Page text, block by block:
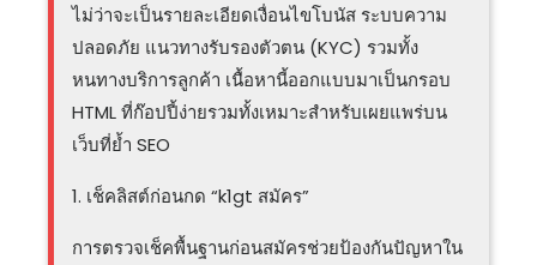
ไม่ว่าจะเป็นรายละเอียดเงื่อนไขโบนัส ระบบความ
ปลอดภัย แนวทางรับรองตัวตน (KYC) รวมทั้ง
หนทางบริการลูกค้า เนื้อหานี้ออกแบบมาเป็นกรอบ
HTML ที่ก๊อปปี้ง่ายรวมทั้งเหมาะสำหรับเผยแพร่บน
เว็บที่ย้ำ SEO
1. เช็คลิสต์ก่อนกด “k1gt สมัคร”
การตรวจเช็คพื้นฐานก่อนสมัครช่วยป้องกันปัญหาใน